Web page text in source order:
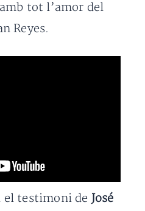
tot l’amor del
Reyes.
el testimoni de José